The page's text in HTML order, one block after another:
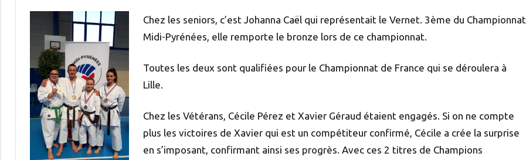
Chez les seniors, c’est Johanna Caël qui représentait le Vernet. 3ème du Championnat
Midi-Pyrénées, elle remporte le bronze lors de ce championnat.
Toutes les deux sont qualifiées pour le Championnat de France qui se déroulera à
Lille.
Chez les Vétérans, Cécile Pérez et Xavier Géraud étaient engagés. Si on ne compte
plus les victoires de Xavier qui est un compétiteur confirmé, Cécile a crée la surprise
en s’imposant, confirmant ainsi ses progrès. Avec ces 2 titres de Champions